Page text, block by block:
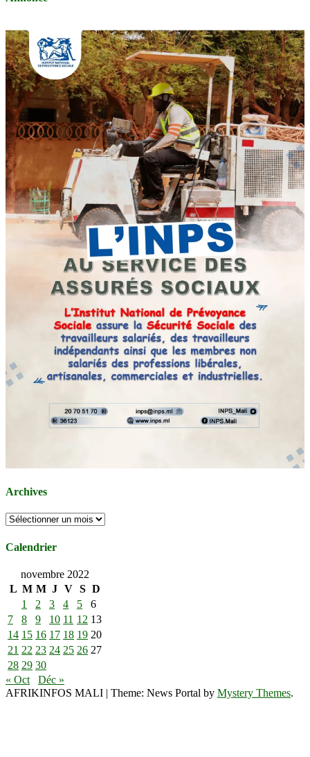
Archives
Archives
Calendrier
novembre 2022
L M M J V S D
1
2 3 4 5
6
7
8 9 10 11 12 13
14 15 16 17 18 19 20
21 22 23 24 25 26 27
28 29 30
« Oct
Déc »
AFRIKINFOS MALI | Theme: News Portal by Mystery Themes.